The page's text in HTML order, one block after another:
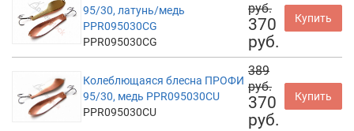
95/30, латунь/медь
PPR095030CG
PPR095030CG
руб.
370
руб.
Купить
Колеблющаяся блесна ПРОФИ
95/30, медь PPR095030CU
PPR095030CU
389
руб.
370
руб.
Купить